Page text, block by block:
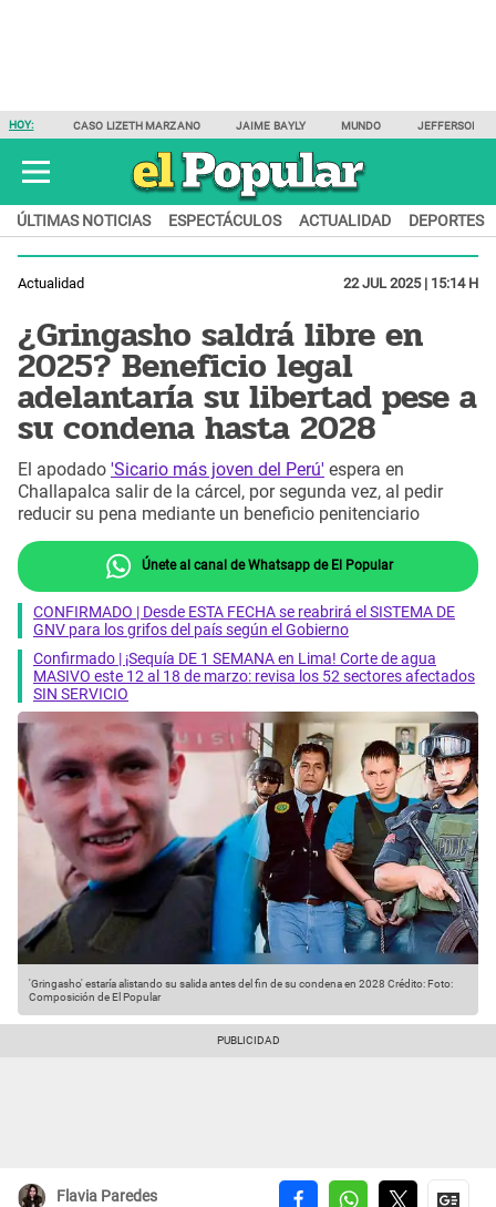
HOY: CASO LIZETH MARZANO JAIME BAYLY MUNDO JEFFERSON
ÚLTIMAS NOTICIAS ESPECTÁCULOS ACTUALIDAD DEPORTES
Actualidad 22 JUL 2025 | 15:14 H
¿Gringasho saldrá libre en
2025? Beneficio legal
adelantaría su libertad pese a
su condena hasta 2028
El apodado 'Sicario más joven del Perú' espera en
Challapalca salir de la cárcel, por segunda vez, al pedir
reducir su pena mediante un beneficio penitenciario
Únete al canal de Whatsapp de El Popular
CONFIRMADO | Desde ESTA FECHA se reabrirá el SISTEMA DE
GNV para los grifos del país según el Gobierno
Confirmado | ¡Sequía DE 1 SEMANA en Lima! Corte de agua
MASIVO este 12 al 18 de marzo: revisa los 52 sectores afectados
SIN SERVICIO
'Gringasho' estaría alistando su salida antes del fin de su condena en 2028 Crédito: Foto:
Composición de El Popular
Flavia Paredes